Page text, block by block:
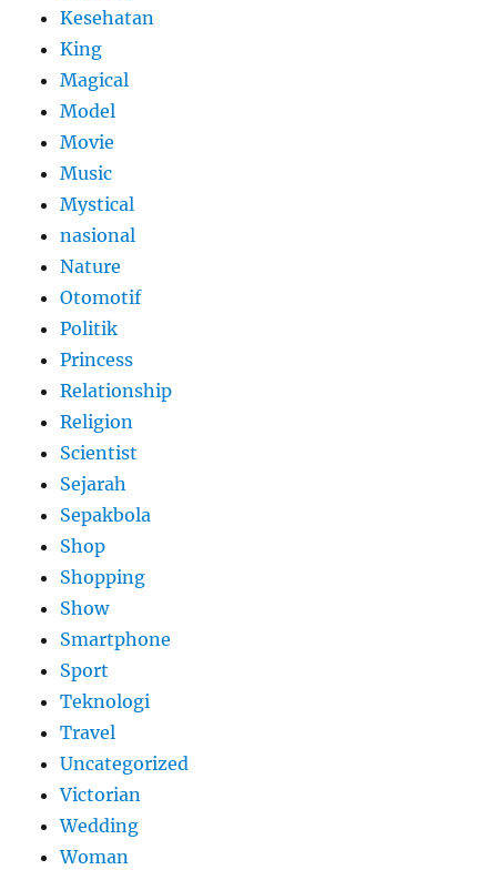
Kesehatan
King
Magical
Model
Movie
Music
Mystical
nasional
Nature
Otomotif
Politik
Princess
Relationship
Religion
Scientist
Sejarah
Sepakbola
Shop
Shopping
Show
Smartphone
Sport
Teknologi
Travel
Uncategorized
Victorian
Wedding
Woman